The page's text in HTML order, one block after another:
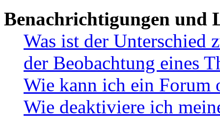
Benachrichtigungen und
Was ist der Unterschied
der Beobachtung eines
Wie kann ich ein Forum
Wie deaktiviere ich